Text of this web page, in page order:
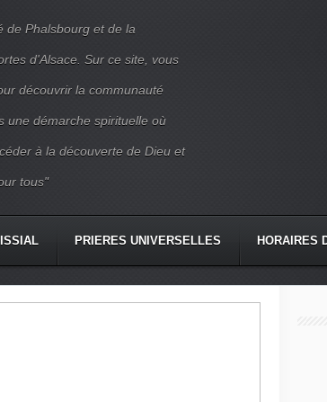
de Phalsbourg et de la
d'Alsace. Sur ce site, vous
découvrir la communauté
une démarche spirituelle où
à la découverte de Dieu et
tous"
PRIERES UNIVERSELLES HORAIRES